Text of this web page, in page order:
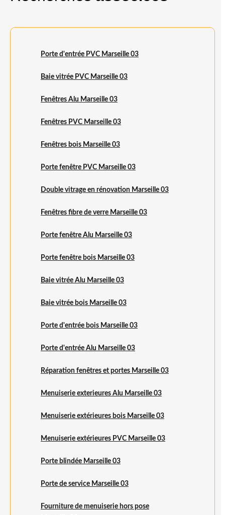
Porte d'entrée PVC Marseille 03
Baie vitrée PVC Marseille 03
Fenêtres Alu Marseille 03
Fenêtres PVC Marseille 03
Fenêtres bois Marseille 03
Porte fenêtre PVC Marseille 03
Double vitrage en rénovation Marseille 03
Fenêtres fibre de verre Marseille 03
Porte fenêtre Alu Marseille 03
Porte fenêtre bois Marseille 03
Baie vitrée Alu Marseille 03
Baie vitrée bois Marseille 03
Porte d'entrée bois Marseille 03
Porte d'entrée Alu Marseille 03
Réparation fenêtres et portes Marseille 03
Menuiserie exterieures Alu Marseille 03
Menuiserie extérieures bois Marseille 03
Menuiserie extérieures PVC Marseille 03
Porte blindée Marseille 03
Porte de service Marseille 03
Fourniture de menuiserie hors pose